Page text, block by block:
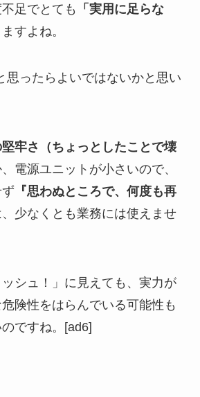
足でとても
「実用に足らな
すよね。
思ったらよいではないかと思い
牢さ（ちょっとしたことで壊
、電源ユニットが小さいので、
『思わぬところで、何度も再
少なくとも業務には使えませ
ッシュ！」に見えても、実力が
険性をはらんでいる可能性も
ですね。[ad6]